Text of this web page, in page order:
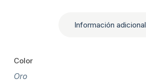
Información adicional
Color
Oro